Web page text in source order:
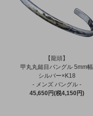
【龍頭】
甲丸丸鎚目バングル 5mm幅
シルバー×K18
- メンズ バングル -
45,650円(税4,150円)